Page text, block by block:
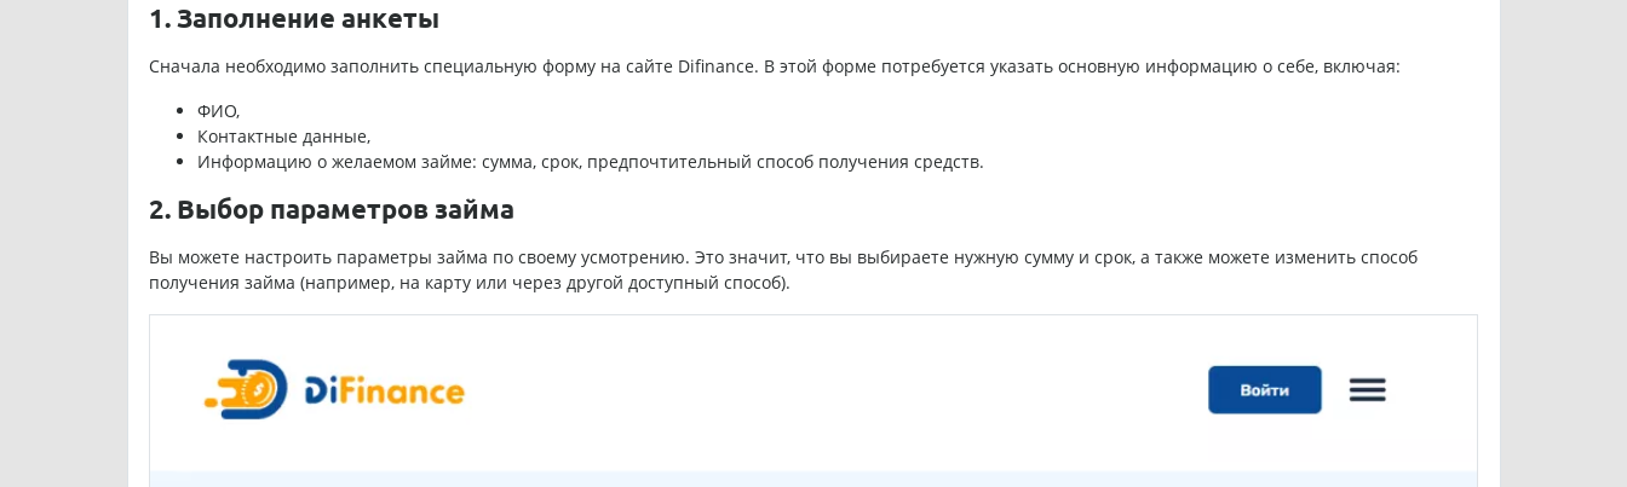
1. Заполнение анкеты
Сначала необходимо заполнить специальную форму на сайте Difinance. В этой форме потребуется указать основную информацию о себе, включая:
ФИО,
Контактные данные,
Информацию о желаемом займе: сумма, срок, предпочтительный способ получения средств.
2. Выбор параметров займа
Вы можете настроить параметры займа по своему усмотрению. Это значит, что вы выбираете нужную сумму и срок, а также можете изменить способ
получения займа (например, на карту или через другой доступный способ).